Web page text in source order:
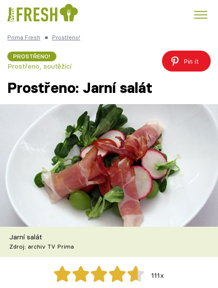
Česká kuchyně
Témata
Články
TV Program
Škola vaření
Recepty z TV
Speciál: Cuketa
Prima Fresh ■ Prostřeno!
PROSTŘENO!
Prostřeno, soutěžící
Pin it
Prostřeno: Jarní salát
Jarní salát
Zdroj: archiv TV Prima
111x